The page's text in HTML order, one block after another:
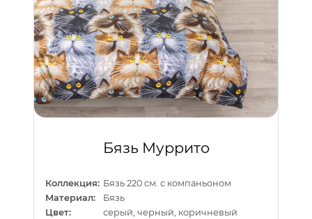
Бязь Муррито
Коллекция: Бязь 220 см. с компаньоном
Материал:
Бязь
Цвет:
серый, черный, коричневый